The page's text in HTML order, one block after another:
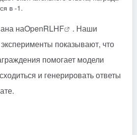
в -1.
наOpenRLHF
. Наши
показывают, что
помогает модели
и генерировать ответы